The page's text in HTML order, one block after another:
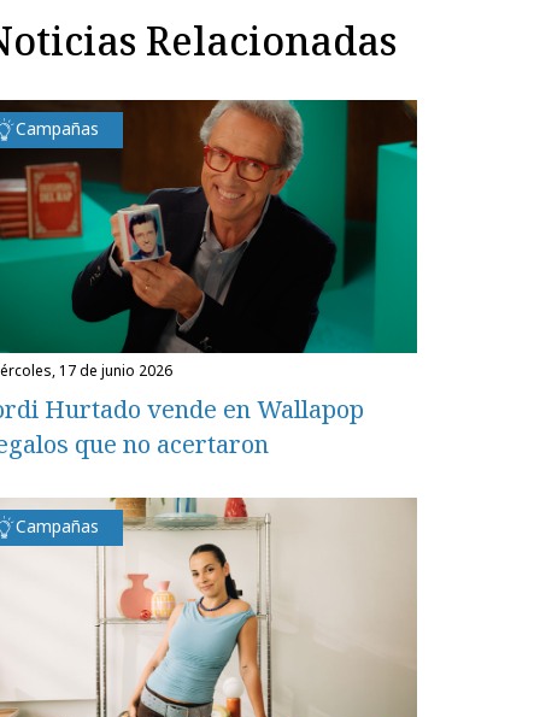
Relacionadas
Campañas
17 de junio 2026
Hurtado vende en Wallapop
que no acertaron
Campañas